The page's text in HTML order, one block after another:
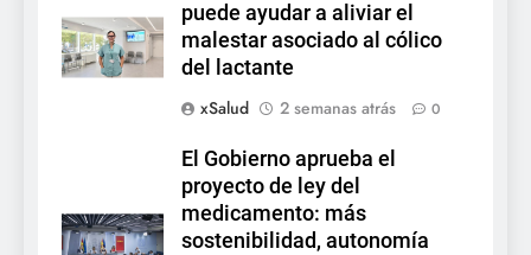
puede ayudar a aliviar el
malestar asociado al cólico
del lactante
xSalud
2 semanas atrás 0
El Gobierno aprueba el
proyecto de ley del
medicamento: más
sostenibilidad, autonomía